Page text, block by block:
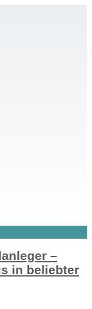
–
in beliebter